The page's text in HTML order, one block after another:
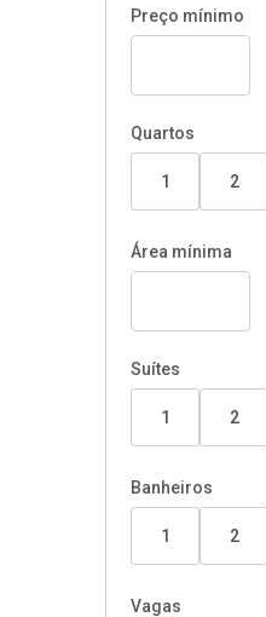
Preço mínimo
Quartos
1 2
Área mínima
Suítes
1 2
Banheiros
1 2
Vagas